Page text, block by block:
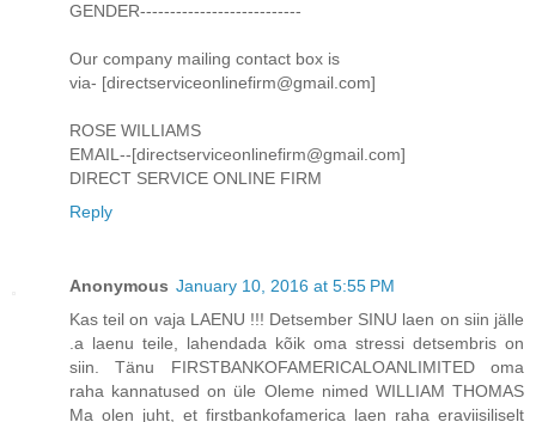
GENDER---------------------------
Our company mailing contact box is
via- [directserviceonlinefirm@gmail.com]
ROSE WILLIAMS
EMAIL--[directserviceonlinefirm@gmail.com]
DIRECT SERVICE ONLINE FIRM
Reply
Anonymous January 10, 2016 at 5:55 PM
Kas teil on vaja LAENU !!! Detsember SINU laen on siin jälle
.a laenu teile, lahendada kõik oma stressi detsembris on
siin. Tänu FIRSTBANKOFAMERICALOANLIMITED oma
raha kannatused on üle Oleme nimed WILLIAM THOMAS
Ma olen juht, et firstbankofamerica laen raha eraviisiliselt